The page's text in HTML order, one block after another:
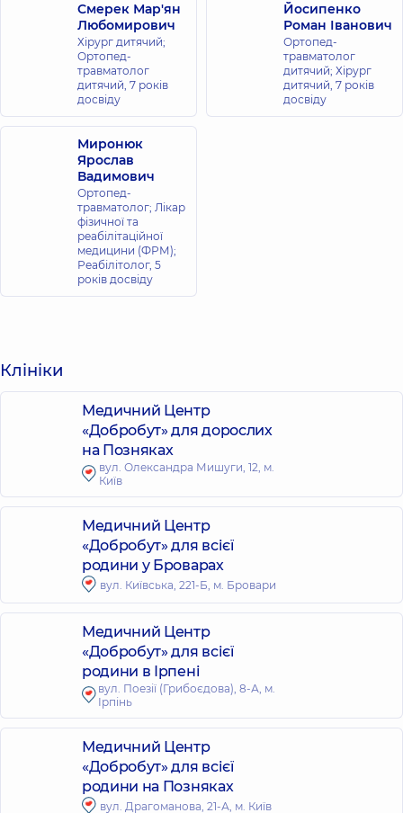
Смерек Мар'ян
Любомирович
Хірург дитячий;
Ортопед-
травматолог
дитячий, 7 років
досвіду
Йосипенко
Роман Іванович
Ортопед-
травматолог
дитячий; Хірург
дитячий, 7 років
досвіду
Миронюк
Ярослав
Вадимович
Ортопед-
травматолог; Лікар
фізичної та
реабілітаційної
медицини (ФРМ);
Реабілітолог, 5
років досвіду
Клініки
Медичний Центр
«Добробут» для дорослих
на Позняках
вул. Олександра Мишуги, 12, м.
Київ
Медичний Центр
«Добробут» для всієї
родини у Броварах
вул. Київська, 221-Б, м. Бровари
Медичний Центр
«Добробут» для всієї
родини в Ірпені
вул. Поезії (Грибоєдова), 8-А, м.
Ірпінь
Медичний Центр
«Добробут» для всієї
родини на Позняках
вул. Драгоманова, 21-А, м. Київ